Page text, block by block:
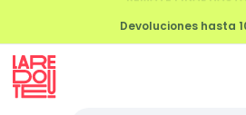
Devoluciones hasta